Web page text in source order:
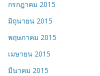
กรกฎาคม 2015
มิถุนายน 2015
พฤษภาคม 2015
เมษายน 2015
มีนาคม 2015